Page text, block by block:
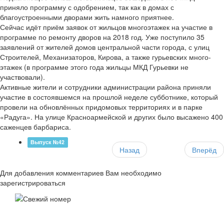
приняло программу с одобрением, так как в домах с
благоустроенными дворами жить намного приятнее.
Сейчас идёт приём заявок от жильцов многоэтажек на участие в
программе по ремонту дворов на 2018 год. Уже поступило 35
заявлений от жителей домов центральной части города, с улиц
Строителей, Механизаторов, Кирова, а также гурьевских много-
этажек (в программе этого года жильцы МКД Гурьевки не
участвовали).
Активные жители и сотрудники администрации района приняли
участие в состоявшемся на прошлой неделе субботнике, который
провели на обновлённых придомовых территориях и в парке
«Радуга». На улице Красноармейской и других было высажено 400
саженцев барбариса.
Выпуск №42
Назад Вперёд
Для добавления комментариев Вам необходимо
зарегистрироваться